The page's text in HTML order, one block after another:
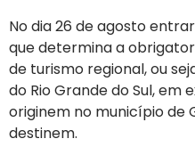
No dia 26 de agosto
que determina a
de turismo regional, ou
do Rio Grande do Sul, em
originem no município de
destinem.